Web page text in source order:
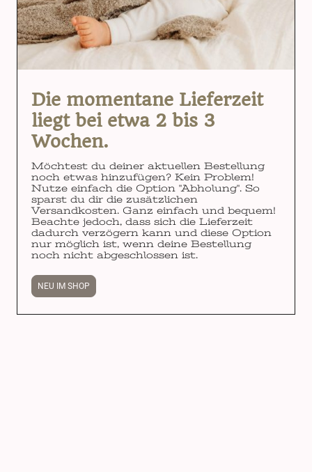
Die momentane Lieferzeit
liegt bei etwa 2 bis 3
Wochen.
Möchtest du deiner aktuellen Bestellung
noch etwas hinzufügen? Kein Problem!
Nutze einfach die Option "Abholung". So
sparst du dir die zusätzlichen
Versandkosten. Ganz einfach und bequem!
Beachte jedoch, dass sich die Lieferzeit
dadurch verzögern kann und diese Option
nur möglich ist, wenn deine Bestellung
noch nicht abgeschlossen ist.
NEU IM SHOP